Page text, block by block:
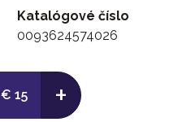
Katalógové číslo
0093624574026
€ 15 +